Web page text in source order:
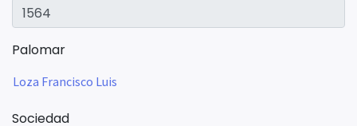
Palomar
Loza Francisco Luis
Sociedad